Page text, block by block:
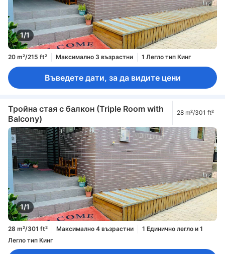
1/1
20 m²/215 ft² Максимално 3 възрастни 1 Легло тип Кинг
Въведете дати, за да видите цени
Тройна стая с балкон (Triple Room with
Balcony)
28 m²/301 ft²
1/1
28 m²/301 ft² Максимално 4 възрастни
1 Единично легло и 1
Легло тип Кинг